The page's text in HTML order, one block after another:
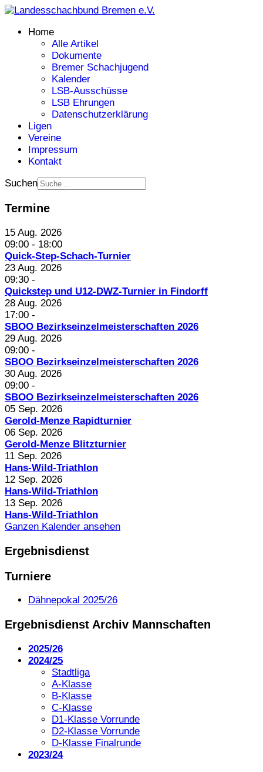
Home
Alle Artikel
Dokumente
Bremer Schachjugend
Kalender
LSB-Ausschüsse
LSB Ehrungen
Datenschutzerklärung
Ligen
Vereine
Impressum
Kontakt
Suchen
Termine
15 Aug. 2026
09:00 - 18:00
Quick-Step-Schach-Turnier
23 Aug. 2026
09:30 -
Quickstep und U12-DWZ-Turnier in Findorff
28 Aug. 2026
17:00 -
SBOO Bezirkseinzelmeisterschaften 2026
29 Aug. 2026
09:00 -
SBOO Bezirkseinzelmeisterschaften 2026
30 Aug. 2026
09:00 -
SBOO Bezirkseinzelmeisterschaften 2026
05 Sep. 2026
Gerold-Menze Rapidturnier
06 Sep. 2026
Gerold-Menze Blitzturnier
11 Sep. 2026
Hans-Wild-Triathlon
12 Sep. 2026
Hans-Wild-Triathlon
13 Sep. 2026
Hans-Wild-Triathlon
Ganzen Kalender ansehen
Ergebnisdienst
Turniere
Dähnepokal 2025/26
Ergebnisdienst Archiv Mannschaften
2025/26
2024/25
Stadtliga
A-Klasse
B-Klasse
C-Klasse
D1-Klasse Vorrunde
D2-Klasse Vorrunde
D-Klasse Finalrunde
2023/24